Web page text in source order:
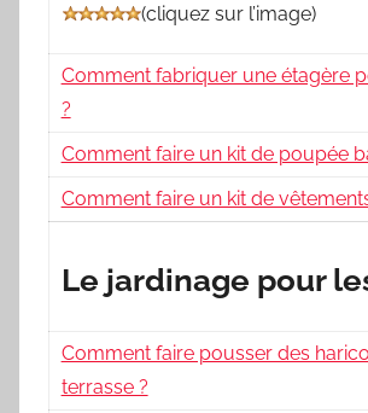
(cliquez sur l’image)
Comment fabriquer une étagère
?
Comment faire un kit de poupée
Comment faire un kit de
Le jardinage pour
Comment faire pousser des
terrasse ?